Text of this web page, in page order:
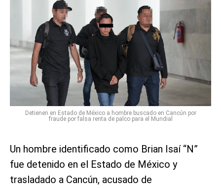
Detienen en Estado de México a hombre buscado en Cancún por
fraude por falsa renta de palco para el Mundial
Un hombre identificado como Brian Isaí “N”
fue detenido en el Estado de México y
trasladado a Cancún, acusado de